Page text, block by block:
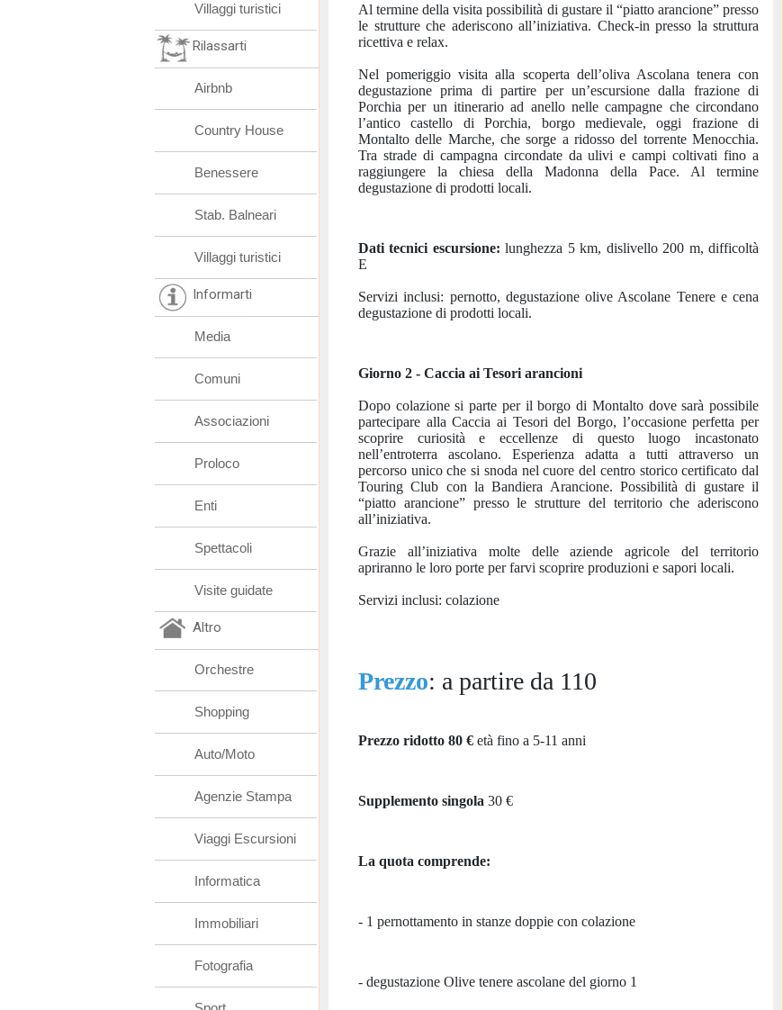
Al termine della visita possibilità di gustare il “piatto arancione” presso
le strutture che aderiscono all’iniziativa. Check-in presso la struttura
ricettiva e relax.
Nel pomeriggio visita alla scoperta dell’oliva Ascolana tenera con
degustazione prima di partire per un’escursione dalla frazione di
Porchia per un itinerario ad anello nelle campagne che circondano
l’antico castello di Porchia, borgo medievale, oggi frazione di
Montalto delle Marche, che sorge a ridosso del torrente Menocchia.
Tra strade di campagna circondate da ulivi e campi coltivati fino a
raggiungere la chiesa della Madonna della Pace. Al termine
degustazione di prodotti locali.
Dati tecnici escursione: lunghezza 5 km, dislivello 200 m, difficoltà
E
Servizi inclusi: pernotto, degustazione olive Ascolane Tenere e cena
degustazione di prodotti locali.
Giorno 2 - Caccia ai Tesori arancioni
Dopo colazione si parte per il borgo di Montalto dove sarà possibile
partecipare alla Caccia ai Tesori del Borgo, l’occasione perfetta per
scoprire curiosità e eccellenze di questo luogo incastonato
nell’entroterra ascolano. Esperienza adatta a tutti attraverso un
percorso unico che si snoda nel cuore del centro storico certificato dal
Touring Club con la Bandiera Arancione. Possibilità di gustare il
“piatto arancione” presso le strutture del territorio che aderiscono
all’iniziativa.
Grazie all’iniziativa molte delle aziende agricole del territorio
apriranno le loro porte per farvi scoprire produzioni e sapori locali.
Servizi inclusi: colazione
Prezzo: a partire da 110
Prezzo ridotto 80 € età fino a 5-11 anni
Supplemento singola 30 €
La quota comprende:
- 1 pernottamento in stanze doppie con colazione
- degustazione Olive tenere ascolane del giorno 1
Villaggi turistici
Rilassarti
Airbnb
Country House
Benessere
Stab. Balneari
Villaggi turistici
Informarti
Media
Comuni
Associazioni
Proloco
Enti
Spettacoli
Visite guidate
Altro
Orchestre
Shopping
Auto/Moto
Agenzie Stampa
Viaggi Escursioni
Informatica
Immobiliari
Fotografia